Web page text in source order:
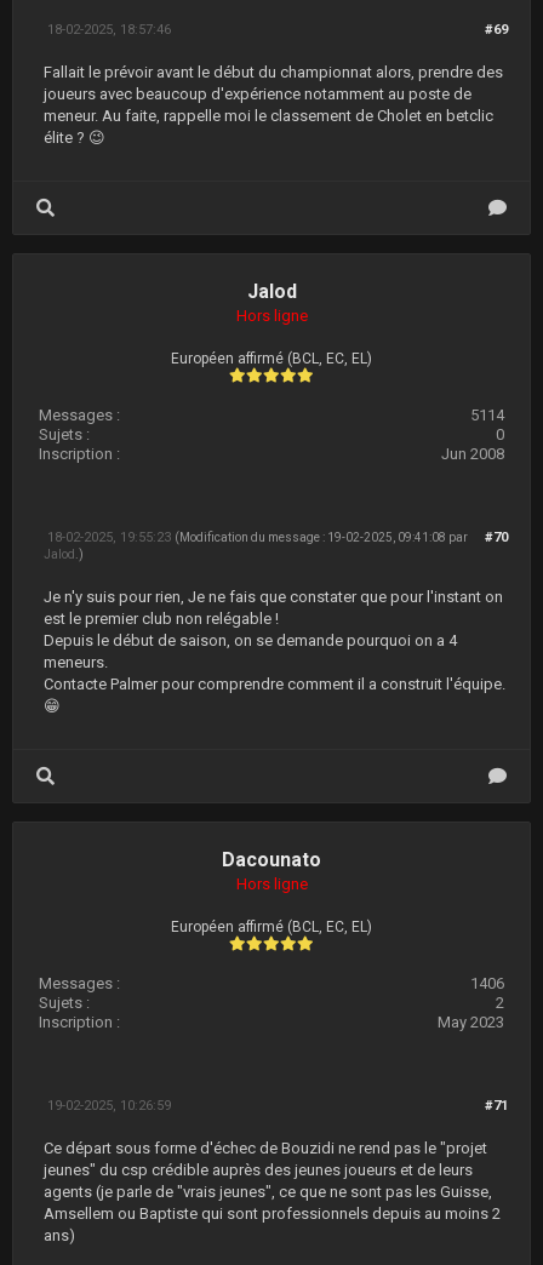
#69
18-02-2025, 18:57:46
Fallait le prévoir avant le début du championnat alors, prendre des
joueurs avec beaucoup d'expérience notamment au poste de
meneur. Au faite, rappelle moi le classement de Cholet en betclic
élite ? 😉
Jalod
Hors ligne
Européen affirmé (BCL, EC, EL)
Messages :
5114
Sujets :
0
Inscription :
Jun 2008
#70
18-02-2025, 19:55:23 (Modification du message : 19-02-2025, 09:41:08 par
Jalod .)
Je n'y suis pour rien, Je ne fais que constater que pour l'instant on
est le premier club non relégable !
Depuis le début de saison, on se demande pourquoi on a 4
meneurs.
Contacte Palmer pour comprendre comment il a construit l'équipe.
😁
Dacounato
Hors ligne
Européen affirmé (BCL, EC, EL)
Messages :
1406
Sujets :
2
Inscription :
May 2023
#71
19-02-2025, 10:26:59
Ce départ sous forme d'échec de Bouzidi ne rend pas le "projet
jeunes" du csp crédible auprès des jeunes joueurs et de leurs
agents (je parle de "vrais jeunes", ce que ne sont pas les Guisse,
Amsellem ou Baptiste qui sont professionnels depuis au moins 2
ans)